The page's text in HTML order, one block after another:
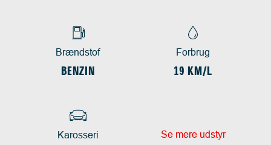
Brændstof
BENZIN
Forbrug
19 KM/L
Karosseri Se mere udstyr